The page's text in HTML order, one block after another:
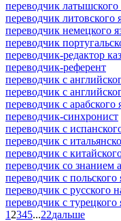
переводчик латышского
переводчик литовского
переводчик немецкого
переводчик
переводчик-редактор
переводчик-референт
переводчик с
переводчик с
переводчик с арабского
переводчик-синхронист
переводчик с
переводчик с
переводчик с
переводчик со знанием
переводчик с польского
переводчик с русского
переводчик с турецкого
1 2345...22дальше